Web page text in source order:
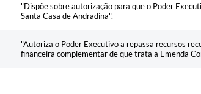
"Dispõe sobre autorização para que o Poder
Santa Casa de Andradina".
"Autoriza o Poder Executivo a repassa recursos
financeira complementar de que trata a Emenda